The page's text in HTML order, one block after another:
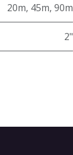
20m, 45m, 90m
2"